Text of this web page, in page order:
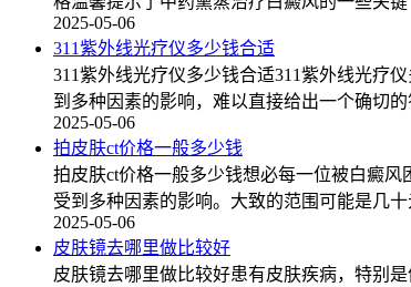
2025-05-06
311紫外线光疗仪多少钱合适
311紫外线光疗仪多少钱合适311紫外线光疗
到多种因素的影响，难以直接给出一个确切
2025-05-06
拍皮肤ct价格一般多少钱
拍皮肤ct价格一般多少钱想必每一位被白癜
受到多种因素的影响。大致的范围可能是几
2025-05-06
皮肤镜去哪里做比较好
皮肤镜去哪里做比较好患有皮肤疾病，特别